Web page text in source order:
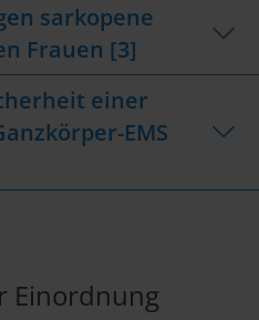
sarkopene
Frauen [3]
einer
EMS
Einordnung